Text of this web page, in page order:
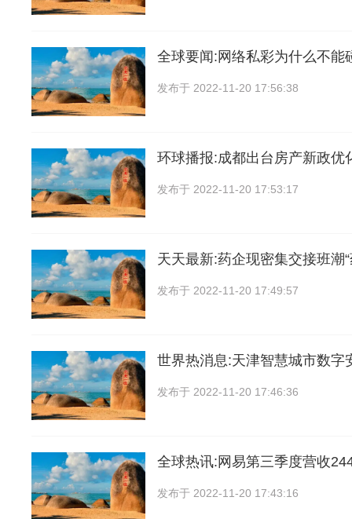
全球要闻:网络私彩为什么不能
发布于 2022-11-20 17:56:38
环球播报:成都出台房产新政优
发布于 2022-11-20 17:53:17
天天最新:药企现密集交接班潮“
发布于 2022-11-20 17:49:57
世界热消息:天津智慧城市数字
发布于 2022-11-20 17:46:36
全球热讯:网易第三季度营收
发布于 2022-11-20 17:43:16